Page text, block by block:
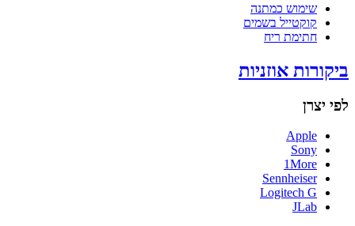
שימוש כמתנה
קוקטייל בשמים
חתימת ריח
ביקורות אוזניות
לפי יצרן
Apple
Sony
1More
Sennheiser
Logitech G
JLab